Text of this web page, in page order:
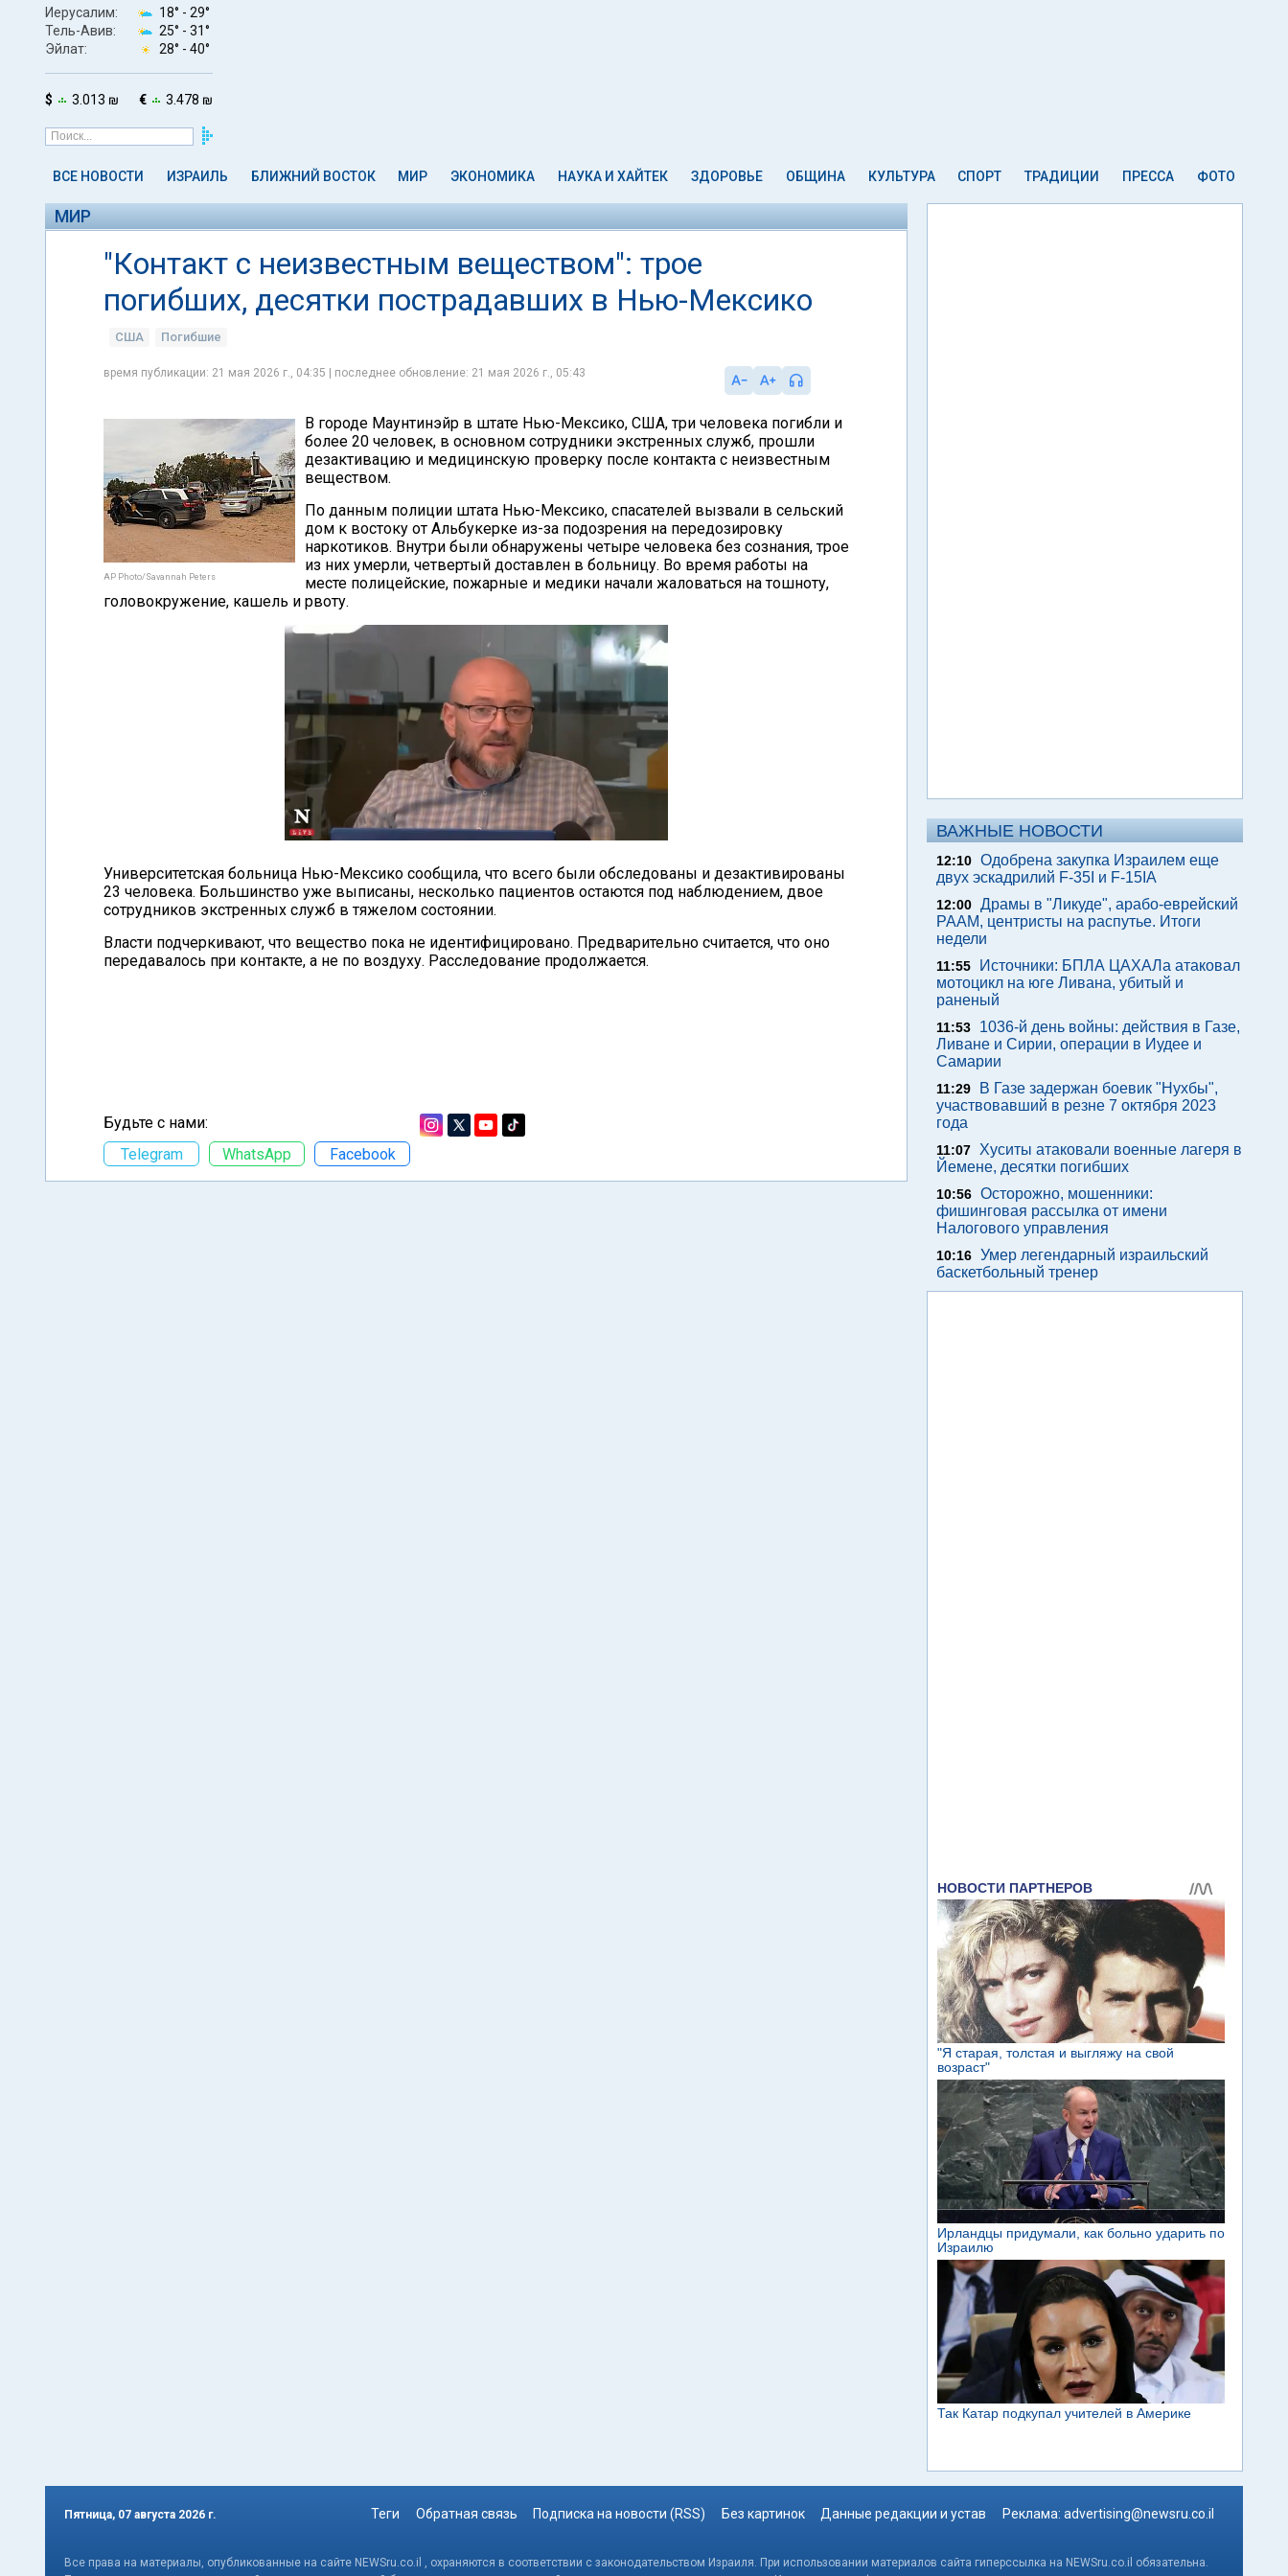
Иерусалим: 18° - 29°
Тель-Авив:
25° - 31°
Эйлат:
28° - 40°
$ 3.013 ₪ € 3.478 ₪
ВСЕ НОВОСТИ ИЗРАИЛЬ БЛИЖНИЙ ВОСТОК МИР ЭКОНОМИКА НАУКА И ХАЙТЕК ЗДОРОВЬЕ ОБЩИНА КУЛЬТУРА СПОРТ ТРАДИЦИИ ПРЕССА ФОТО
МИР
"Контакт с неизвестным веществом": трое
погибших, десятки пострадавших в Нью-Мексико
США Погибшие
время публикации: 21 мая 2026 г., 04:35 | последнее обновление: 21 мая 2026 г., 05:43
AP Photo/Savannah Peters
В городе Маунтинэйр в штате Нью-Мексико, США, три человека погибли и
более 20 человек, в основном сотрудники экстренных служб, прошли
дезактивацию и медицинскую проверку после контакта с неизвестным
веществом.
По данным полиции штата Нью-Мексико, спасателей вызвали в сельский
дом к востоку от Альбукерке из-за подозрения на передозировку
наркотиков. Внутри были обнаружены четыре человека без сознания, трое
из них умерли, четвертый доставлен в больницу. Во время работы на
месте полицейские, пожарные и медики начали жаловаться на тошноту,
головокружение, кашель и рвоту.
Университетская больница Нью-Мексико сообщила, что всего были обследованы и дезактивированы
23 человека. Большинство уже выписаны, несколько пациентов остаются под наблюдением, двое
сотрудников экстренных служб в тяжелом состоянии.
Власти подчеркивают, что вещество пока не идентифицировано. Предварительно считается, что оно
передавалось при контакте, а не по воздуху. Расследование продолжается.
Будьте с нами:
Telegram
WhatsApp Facebook
ВАЖНЫЕ НОВОСТИ
12:10 Одобрена закупка Израилем еще
двух эскадрилий F-35I и F-15IA
12:00 Драмы в "Ликуде", арабо-еврейский
РААМ, центристы на распутье. Итоги
недели
11:55
Источники: БПЛА ЦАХАЛа атаковал
мотоцикл на юге Ливана, убитый и
раненый
11:53
1036-й день войны: действия в Газе,
Ливане и Сирии, операции в Иудее и
Самарии
11:29
В Газе задержан боевик "Нухбы",
участвовавший в резне 7 октября 2023
года
11:07
Хуситы атаковали военные лагеря в
Йемене, десятки погибших
10:56 Осторожно, мошенники:
фишинговая рассылка от имени
Налогового управления
10:16 Умер легендарный израильский
баскетбольный тренер
Пятница, 07 августа 2026 г. Теги Обратная связь Подписка на новости (RSS) Без картинок Данные редакции и устав Реклама: advertising@newsru.co.il
Все права на материалы, опубликованные на сайте NEWSru.co.il , охраняются в соответствии с законодательством Израиля. При использовании материалов сайта гиперссылка на NEWSru.co.il обязательна.